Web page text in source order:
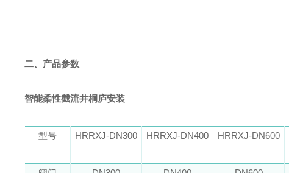
二、产品参数
智能柔性截流井桐庐安装
型号 HRRXJ-DN300 HRRXJ-DN400 HRRXJ-DN600